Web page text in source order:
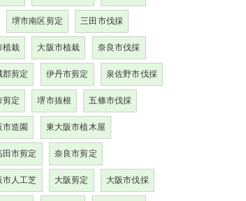
堺市南区剪定 三田市伐採
植栽 大阪市植栽 奈良市伐採
郡剪定 伊丹市剪定 泉佐野市伐採
剪定 堺市抜根 五條市伐採
造園 東大阪市植木屋
田市剪定 奈良市剪定
市人工芝 大阪剪定 大阪市伐採